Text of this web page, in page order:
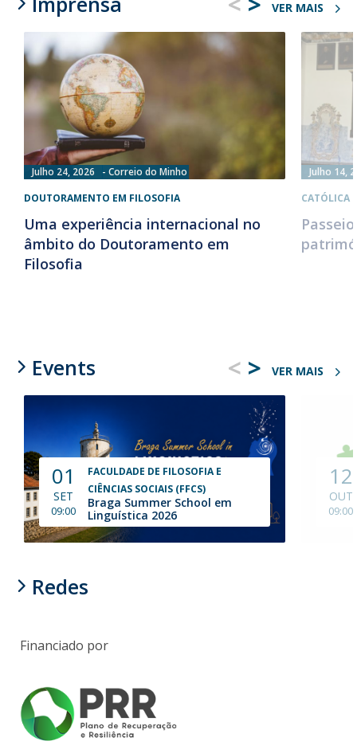
VER MAIS
Julho 24, 2026
Correio do Minho
DOUTORAMENTO EM FILOSOFIA
Uma experiência internacional no
âmbito do Doutoramento em
Filosofia
Julho 14,
CATÓLICA
VER MAIS
Events < >
01
SET
09:00
FACULDADE DE FILOSOFIA E
CIÊNCIAS SOCIAIS (FFCS)
Braga Summer School em
Linguística 2026
12
OUT
09:00
Redes
Financiado por